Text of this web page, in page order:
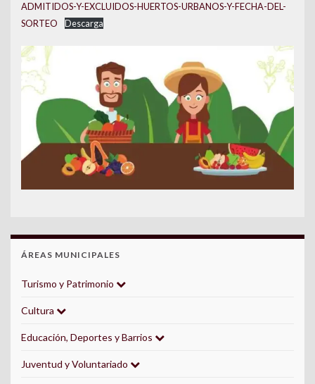
ADMITIDOS-Y-EXCLUIDOS-HUERTOS-URBANOS-Y-FECHA-DEL-
SORTEO
Descarga
ÁREAS MUNICIPALES
Turismo y Patrimonio
Cultura
Educación, Deportes y Barrios
Juventud y Voluntariado